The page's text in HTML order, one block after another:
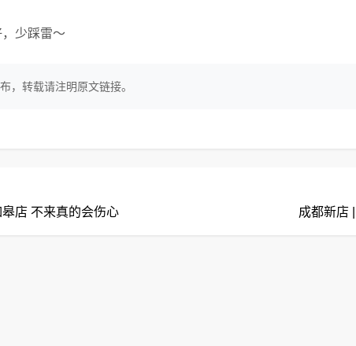
少踩雷～
，转载请注明原文链接。
店 不来真的会伤心
成都新店